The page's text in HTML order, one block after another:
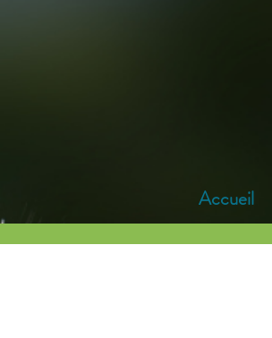
Accueil